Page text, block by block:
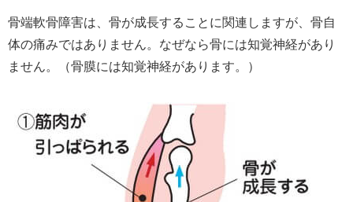
骨端軟骨障害は、骨が成長することに関連しますが、骨自
体の痛みではありません。なぜなら骨には知覚神経があり
ません。（骨膜には知覚神経があります。）